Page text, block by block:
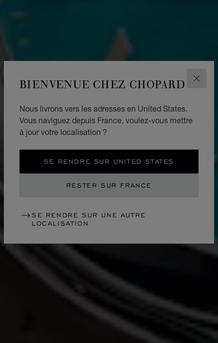
BIENVENUE CHEZ CHOPARD
Nous livrons vers les adresses en United States.
Vous naviguez depuis France, voulez-vous mettre
à jour votre localisation ?
SE RENDRE SUR UNITED STATES
RESTER SUR FRANCE
SE RENDRE SUR UNE AUTRE
LOCALISATION